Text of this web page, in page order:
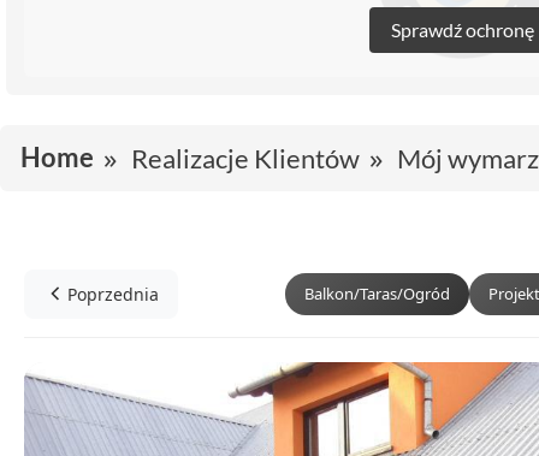
Sprawdź ochronę
Home Realizacje Klientów Mój
Poprzednia Balkon/Taras/Ogród